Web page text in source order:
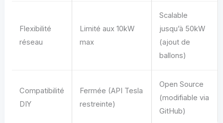
Flexibilité
réseau
Limité aux 10kW
max
Scalable
jusqu’à 50kW
(ajout de
ballons)
Compatibilité
DIY
Fermée (API Tesla
restreinte)
Open Source
(modifiable via
GitHub)